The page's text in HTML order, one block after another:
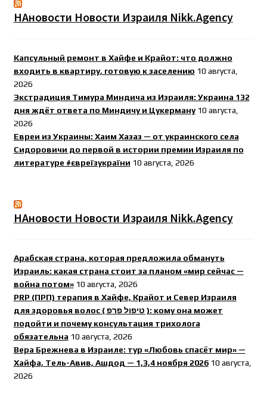
НАновости Новости Израиля Nikk.Agency
Капсульный ремонт в Хайфе и Крайот: что должно
входить в квартиру, готовую к заселению 10 августа,
2026
Экстрадиция Тимура Миндича из Израиля: Украина 132
дня ждёт ответа по Миндичу и Цукерману 10 августа,
2026
Евреи из Украины: Хаим Хазаз — от украинского села
Сидоровичи до первой в истории премии Израиля по
литературе #євреїзукраїни 10 августа, 2026
НАновости Новости Израиля Nikk.Agency
Арабская страна, которая предложила обмануть
Израиль: какая страна стоит за планом «мир сейчас —
война потом» 10 августа, 2026
PRP (ПРП) терапия в Хайфе, Крайот и Север Израиля
для здоровья волос ( טיפול פרפ ): кому она может
подойти и почему консультация трихолога
обязательна 10 августа, 2026
Вера Брежнева в Израиле: тур «Любовь спасёт мир» —
Хайфа, Тель-Авив, Ашдод — 1,3,4 ноября 2026 10 августа,
2026